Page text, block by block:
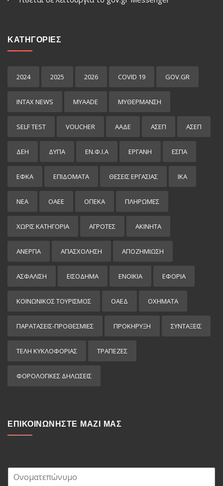
ΚΑΤΗΓΟΡΙΕΣ
2024 2025 2026 COVID 19 GOV.GR
INTAX NEWS MYAADE MYΘΈΡΜΑΝΣΗ
SELF TEST VOUCHER ΑΑΔΕ ΑΣΕΠ ΑΣΕΠ
ΔΕΗ ΔΥΠΑ ΕΝ.Φ.Ι.Α ΕΡΓΑΝΗ ΕΣΠΑ
ΕΦΚΑ ΕΠΙΔΌΜΑΤΑ ΘΕΣΕΙΣ ΕΡΓΑΣΙΑΣ ΙΚΑ
ΝΕΑ ΟΑΕΕ ΟΠΕΚΑ ΠΛΗΡΩΜΕΣ
ΧΩΡΊΣ ΚΑΤΗΓΟΡΊΑ ΑΓΡΟΤΕΣ ΑΚΙΝΗΤΑ
ΑΝΕΡΓΙΑ ΑΠΑΣΧΟΛΗΣΗ ΑΠΟΖΗΜΙΩΣΗ
ΑΣΦΑΛΙΣΗ ΕΙΣΌΔΗΜΑ ΕΝΟΙΚΙΑ ΕΦΟΡΙΑ
ΚΟΙΝΩΝΙΚΟΣ ΤΟΥΡΙΣΜΟΣ ΟΑΕΔ ΟΧΗΜΑΤΑ
ΠΑΡΑΤΑΣΕΙΣ-ΠΡΟΘΕΣΜΙΕΣ ΠΡΟΚΉΡΥΞΗ ΣΥΝΤΑΞΕΙΣ
ΤΕΛΗ ΚΥΚΛΟΦΟΡΙΑΣ ΤΡΑΠΕΖΕΣ
ΦΟΡΟΛΟΓΙΚΕΣ ΔΗΛΩΣΕΙΣ
ΕΠΙΚΟΙΝΩΝΗΣΤΕ ΜΑΖΙ ΜΑΣ